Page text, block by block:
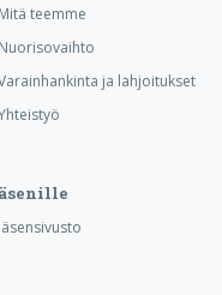
Mitä teemme
Nuorisovaihto
ja lahjoitukset
Jäsensivusto